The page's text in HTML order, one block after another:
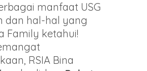
manfaat USG
dan hal-hal yang
Family ketahui!
RSIA Bina